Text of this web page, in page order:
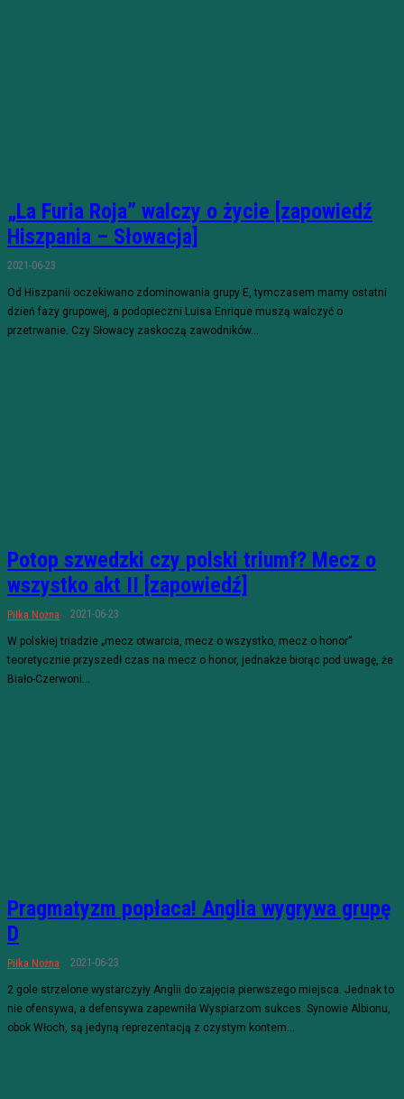
„La Furia Roja” walczy o życie [zapowiedź
Hiszpania – Słowacja]
2021-06-23
Od Hiszpanii oczekiwano zdominowania grupy E, tymczasem mamy ostatni
dzień fazy grupowej, a podopieczni Luisa Enrique muszą walczyć o
przetrwanie. Czy Słowacy zaskoczą zawodników...
Potop szwedzki czy polski triumf? Mecz o
wszystko akt II [zapowiedź]
Piłka Nożna 2021-06-23
W polskiej triadzie „mecz otwarcia, mecz o wszystko, mecz o honor”
teoretycznie przyszedł czas na mecz o honor, jednakże biorąc pod uwagę, że
Biało-Czerwoni...
Pragmatyzm popłaca! Anglia wygrywa grupę
D
Piłka Nożna 2021-06-23
2 gole strzelone wystarczyły Anglii do zajęcia pierwszego miejsca. Jednak to
nie ofensywa, a defensywa zapewniła Wyspiarzom sukces. Synowie Albionu,
obok Włoch, są jedyną reprezentacją z czystym kontem...